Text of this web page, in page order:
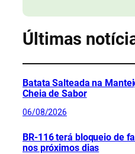
Últimas
Batata Salteada na
Cheia de Sabor
06/08/2026
BR-116 terá bloqueio de
nos próximos dias